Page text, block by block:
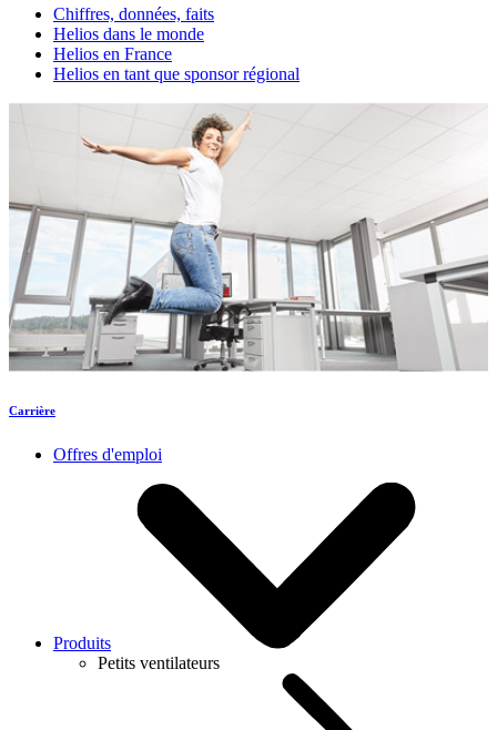
Chiffres, données, faits
Helios dans le monde
Helios en France
Helios en tant que sponsor régional
Carrière
Offres d'emploi
Produits
Petits ventilateurs